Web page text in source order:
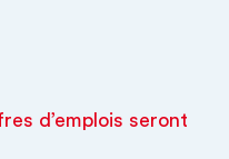
d’emplois seront